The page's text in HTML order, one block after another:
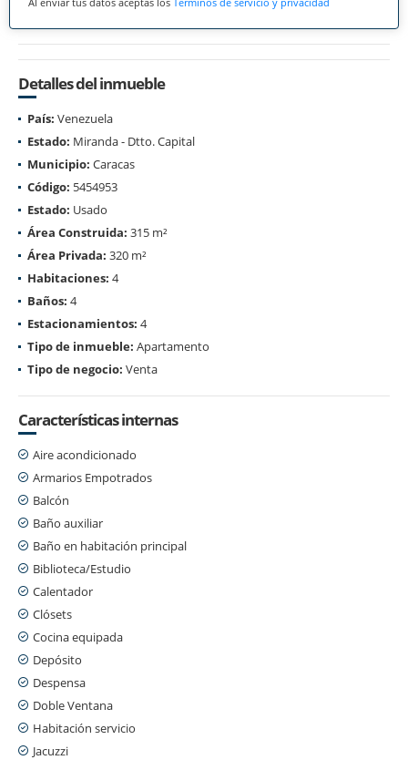
Detalles del inmueble
País: Venezuela
Estado: Miranda - Dtto. Capital
Municipio: Caracas
Código: 5454953
Estado: Usado
Área Construida: 315 m²
Área Privada: 320 m²
Habitaciones: 4
Baños: 4
Estacionamientos: 4
Tipo de inmueble: Apartamento
Tipo de negocio: Venta
Características internas
Aire acondicionado
Armarios Empotrados
Balcón
Baño auxiliar
Baño en habitación principal
Biblioteca/Estudio
Calentador
Clósets
Cocina equipada
Depósito
Despensa
Doble Ventana
Habitación servicio
Jacuzzi